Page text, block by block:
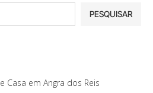
PESQUISAR
Casa em Angra dos Reis